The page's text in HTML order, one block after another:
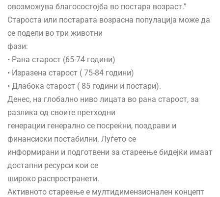
овозможува благосостојба во постара возраст.”
Староста или постарата возрасна популација може да
се подели во три животни
фази:
• Рана старост (65-74 години)
• Изразена старост ( 75-84 години)
• Длабока старост ( 85 години и постари).
Денес, на глобално ниво лицата во рана старост, за
разлика од своите претходни
генерации генерално се посреќни, поздрави и
финансиски постабилни. Луѓето се
информирани и подготвени за стареење бидејќи имаат
достапни ресурси кои се
широко распространети.
Активното стареење е мултидимензионален концепт